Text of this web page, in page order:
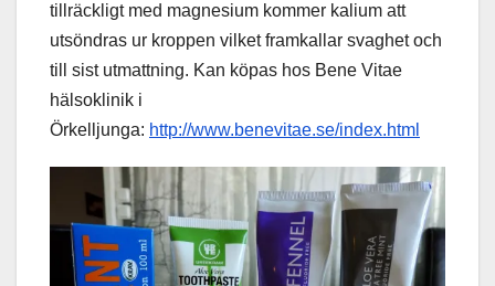
tillräckligt med magnesium kommer kalium att
utsöndras ur kroppen vilket framkallar svaghet och
till sist utmattning. Kan köpas hos Bene Vitae
hälsoklinik i
Örkelljunga: http://www.benevitae.se/index.html